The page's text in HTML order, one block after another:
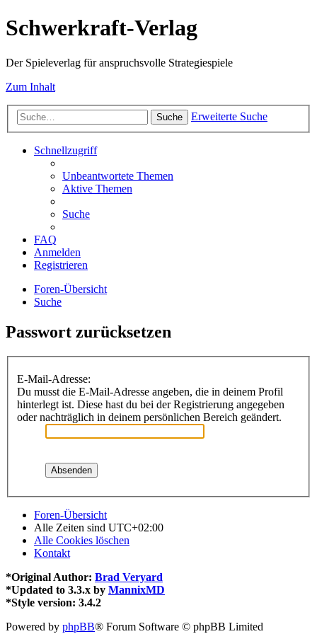
Schwerkraft-Verlag
Der Spieleverlag für anspruchsvolle Strategiespiele
Zum Inhalt
Suche Erweiterte Suche
Schnellzugriff
Unbeantwortete Themen
Aktive Themen
Suche
FAQ
Anmelden
Registrieren
Foren-Übersicht
Suche
Passwort zurücksetzen
E-Mail-Adresse:
Du musst die E-Mail-Adresse angeben, die in deinem Profil
hinterlegt ist. Diese hast du bei der Registrierung angegeben
oder nachträglich in deinem persönlichen Bereich geändert.
Foren-Übersicht
Alle Zeiten sind UTC+02:00
Alle Cookies löschen
Kontakt
*Original Author: Brad Veryard
*Updated to 3.3.x by MannixMD
*Style version: 3.4.2
Powered by phpBB® Forum Software © phpBB Limited